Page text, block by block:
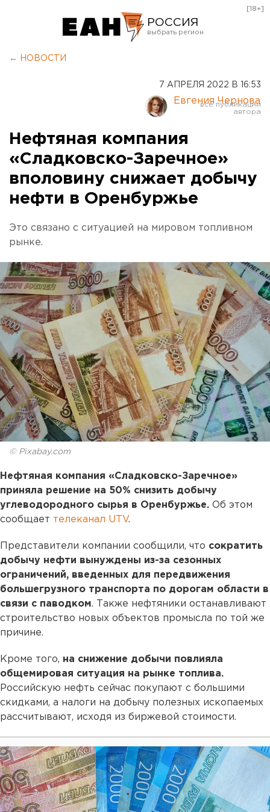
РОССИЯ
Курган
Оренбург
[18+]
← НОВОСТИ
7 АПРЕЛЯ 2022 В 16:53
Евгения Чернова
Нефтяная компания
«Сладковско-Заречное»
вполовину снижает добычу
нефти в Оренбуржье
Это связано с ситуацией на мировом топливном
рынке.
© Pixabay.com
Нефтяная компания «Сладковско-Заречное»
приняла решение на 50% снизить добычу
углеводородного сырья в Оренбуржье. Об этом
сообщает телеканал UTV.
Представители компании сообщили, что сократить
добычу нефти вынуждены из-за сезонных
ограничений, введенных для передвижения
большегрузного транспорта по дорогам области в
связи с паводком. Также нефтяники останавливают
строительство новых объектов промысла по той же
причине.
Кроме того, на снижение добычи повлияла
общемировая ситуация на рынке топлива.
Российскую нефть сейчас покупают с большими
скидками, а налоги на добычу полезных ископаемых
рассчитывают, исходя из биржевой стоимости.